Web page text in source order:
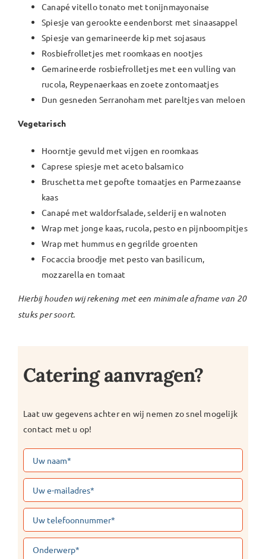
Canapé vitello tonato met tonijnmayonaise
Spiesje van gerookte eendenborst met sinaasappel
Spiesje van gemarineerde kip met sojasaus
Rosbiefrolletjes met roomkaas en nootjes
Gemarineerde rosbiefrolletjes met een vulling van
rucola, Reypenaerkaas en zoete zontomaatjes
Dun gesneden Serranoham met pareltjes van meloen
Vegetarisch
Hoorntje gevuld met vijgen en roomkaas
Caprese spiesje met aceto balsamico
Bruschetta met gepofte tomaatjes en Parmezaanse
kaas
Canapé met waldorfsalade, selderij en walnoten
Wrap met jonge kaas, rucola, pesto en pijnboompitjes
Wrap met hummus en gegrilde groenten
Focaccia broodje met pesto van basilicum,
mozzarella en tomaat
Hierbij houden wij rekening met een minimale afname van 20
stuks per soort.
Catering aanvragen?
Laat uw gegevens achter en wij nemen zo snel mogelijk
contact met u op!